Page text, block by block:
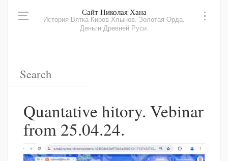
Сайт Николая Хана
История Вятка Киров Хлынов. Золотая Орда.
Деньги Древней Руси.
Quantative hitory. Vebinar
from 25.04.24.